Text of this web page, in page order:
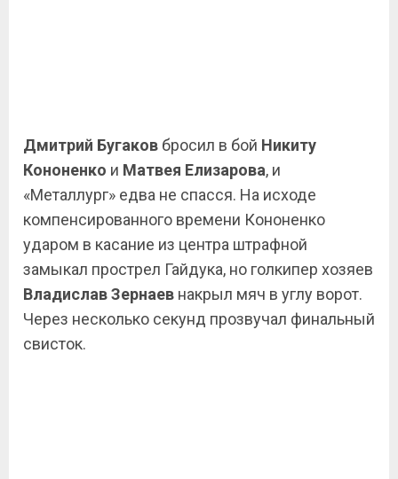
Дмитрий Бугаков бросил в бой Никиту
Кононенко и Матвея Елизарова, и
«Металлург» едва не спасся. На исходе
компенсированного времени Кононенко
ударом в касание из центра штрафной
замыкал прострел Гайдука, но голкипер хозяев
Владислав Зернаев накрыл мяч в углу ворот.
Через несколько секунд прозвучал финальный
свисток.